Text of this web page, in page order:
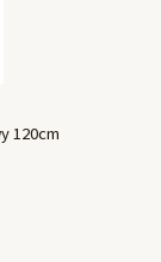
120cm